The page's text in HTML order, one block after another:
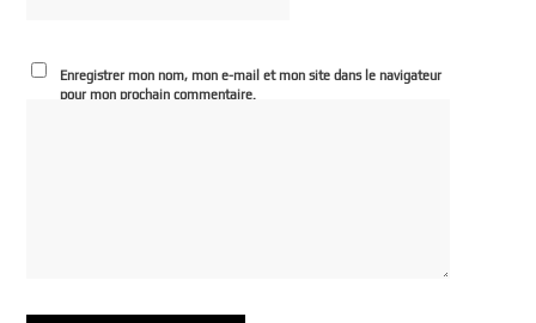
Enregistrer mon nom, mon e-mail et mon site dans le navigateur
pour mon prochain commentaire.